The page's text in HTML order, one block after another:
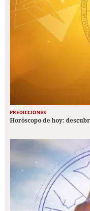
PREDICCIONES
Horóscopo de hoy: